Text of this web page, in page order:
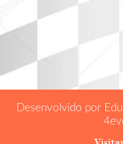
Desenvolvido por